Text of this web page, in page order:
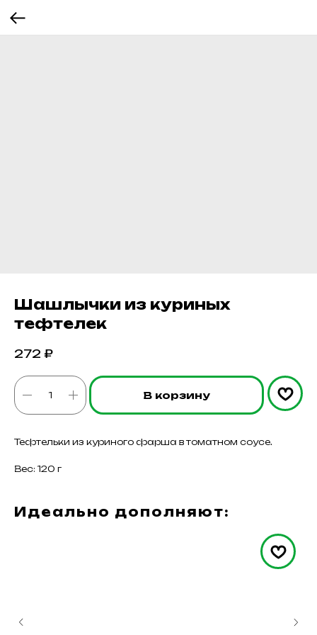
Шашлычки из куриных
тефтелек
272 ₽
В корзину
Тефтельки из куриного фарша в томатном соусе.
Вес: 120 г
Идеально дополняют: